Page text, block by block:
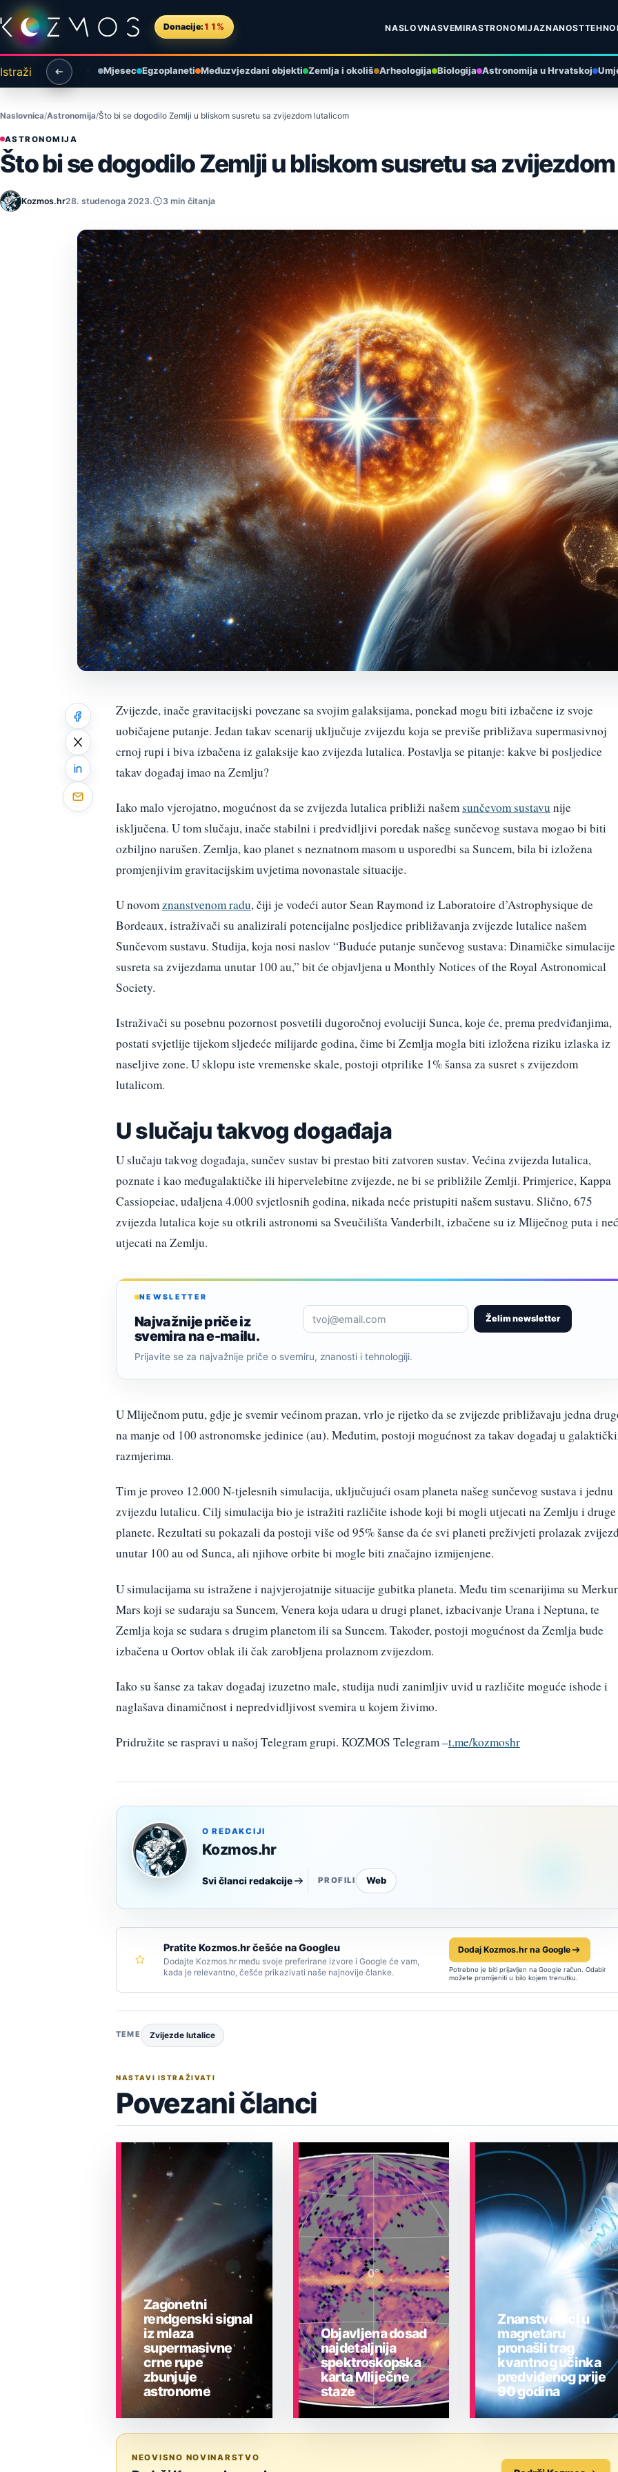
Preskoči na sadržaj
Donacije: 11% NASLOVNASVEMIRASTRONOMIJAZNANOST
Istraži Mjesec Egzoplaneti Međuzvjezdani objekti Zemlja i okoliš Arheologija Biologija Astronomija u Hrvatskoj
Naslovnica Astronomija Što bi se dogodilo Zemlji u bliskom susretu sa zvijezdom lutalicom
ASTRONOMIJA
Što bi se dogodilo Zemlji u bliskom susretu sa
Kozmos.hr28. studenoga 2023. 3 min čitanja
Zvijezde, inače gravitacijski povezane sa svojim galaksijama, ponekad mogu biti izbačene iz svoje
uobičajene putanje. Jedan takav scenarij uključuje zvijezdu koja se previše približava supermasivnoj
crnoj rupi i biva izbačena iz galaksije kao zvijezda lutalica. Postavlja se pitanje: kakve bi posljedice
takav događaj imao na Zemlju?
Iako malo vjerojatno, mogućnost da se zvijezda lutalica približi našemsunčevom sustavu nije
isključena. U tom slučaju, inače stabilni i predvidljivi poredak našeg sunčevog sustava mogao bi biti
ozbiljno narušen. Zemlja, kao planet s neznatnom masom u usporedbi sa Suncem, bila bi izložena
promjenjivim gravitacijskim uvjetima novonastale situacije.
U novomznanstvenom radu, čiji je vodeći autor Sean Raymond iz Laboratoire d’Astrophysique de
Bordeaux, istraživači su analizirali potencijalne posljedice približavanja zvijezde lutalice našem
Sunčevom sustavu. Studija, koja nosi naslov “Buduće putanje sunčevog sustava: Dinamičke simulacije
susreta sa zvijezdama unutar 100 au,” bit će objavljena u Monthly Notices of the Royal Astronomical
Society.
Istraživači su posebnu pozornost posvetili dugoročnoj evoluciji Sunca, koje će, prema predviđanjima,
postati svjetlije tijekom sljedeće milijarde godina, čime bi Zemlja mogla biti izložena riziku izlaska iz
naseljive zone. U sklopu iste vremenske skale, postoji otprilike 1% šansa za susret s zvijezdom
lutalicom.
U slučaju takvog događaja
U slučaju takvog događaja, sunčev sustav bi prestao biti zatvoren sustav. Većina zvijezda lutalica,
poznate i kao međugalaktičke ili hipervelebitne zvijezde, ne bi se približile Zemlji. Primjerice, Kappa
Cassiopeiae, udaljena 4.000 svjetlosnih godina, nikada neće pristupiti našem sustavu. Slično, 675
zvijezda lutalica koje su otkrili astronomi sa Sveučilišta Vanderbilt, izbačene su iz Mliječnog puta i
utjecati na Zemlju.
NEWSLETTER
Najvažnije priče iz
svemira na e-mailu.
Želim newsletter
Prijavite se za najvažnije priče o svemiru, znanosti i tehnologiji.
U Mliječnom putu, gdje je svemir većinom prazan, vrlo je rijetko da se zvijezde približavaju jedna
na manje od 100 astronomske jedinice (au). Međutim, postoji mogućnost za takav događaj u
razmjerima.
Tim je proveo 12.000 N-tjelesnih simulacija, uključujući osam planeta našeg sunčevog sustava i jednu
zvijezdu lutalicu. Cilj simulacija bio je istražiti različite ishode koji bi mogli utjecati na Zemlju i druge
planete. Rezultati su pokazali da postoji više od 95% šanse da će svi planeti preživjeti prolazak
unutar 100 au od Sunca, ali njihove orbite bi mogle biti značajno izmijenjene.
U simulacijama su istražene i najvjerojatnije situacije gubitka planeta. Među tim scenarijima su
Mars koji se sudaraju sa Suncem, Venera koja udara u drugi planet, izbacivanje Urana i Neptuna, te
Zemlja koja se sudara s drugim planetom ili sa Suncem. Također, postoji mogućnost da Zemlja bude
izbačena u Oortov oblak ili čak zarobljena prolaznom zvijezdom.
Iako su šanse za takav događaj izuzetno male, studija nudi zanimljiv uvid u različite moguće ishode i
naglašava dinamičnost i nepredvidljivost svemira u kojem živimo.
Pridružite se raspravi u našoj Telegram grupi. KOZMOS Telegram –t.me/kozmoshr
O REDAKCIJI
Kozmos.hr
Svi članci redakcije PROFILI Web
Pratite Kozmos.hr češće na Googleu
Dodajte Kozmos.hr među svoje preferirane izvore i Google će vam,
kada je relevantno, češće prikazivati naše najnovije članke.
Dodaj Kozmos.hr na Google
Potrebno je biti prijavljen na Google račun. Odabir
možete promijeniti u bilo kojem trenutku.
TEME Zvijezde lutalice
NASTAVI ISTRAŽIVATI
Povezani članci
Zagonetni
rendgenski signal
iz mlaza
supermasivne
crne rupe
zbunjuje
astronome
Objavljena dosad
najdetaljnija
spektroskopska
karta Mliječne
staze
Znanstvenici u
magnetaru
pronašli trag
kvantnog učinka
predviđenog prije
90 godina
NEOVISNO NOVINARSTVO